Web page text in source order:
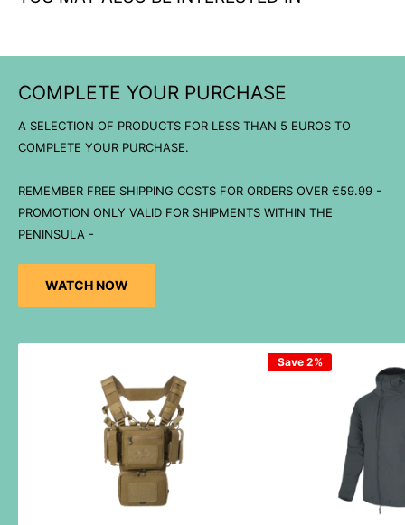
COMPLETE YOUR PURCHASE
A SELECTION OF PRODUCTS FOR LESS THAN 5 EUROS TO
COMPLETE YOUR PURCHASE.
REMEMBER FREE SHIPPING COSTS FOR ORDERS OVER €59.99 -
PROMOTION ONLY VALID FOR SHIPMENTS WITHIN THE
PENINSULA -
WATCH NOW
Save 2%